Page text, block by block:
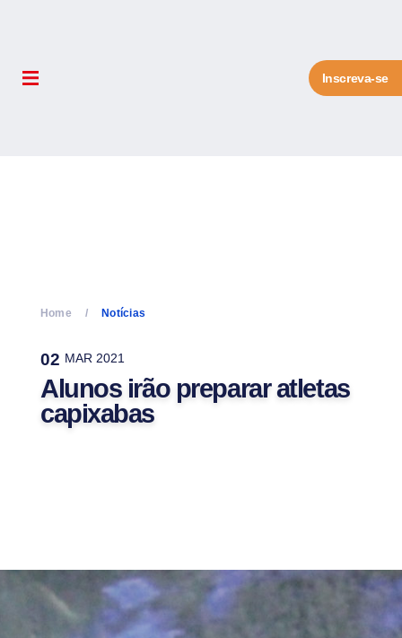
Inscreva-se
Home Notícias
02 MAR 2021
Alunos irão preparar atletas
capixabas